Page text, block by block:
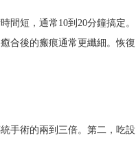
間短，通常10到20分鐘搞定。
合後的瘢痕通常更纖細。恢復
手術的兩到三倍。第二，吃設